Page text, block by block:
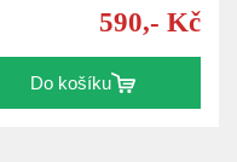
590,- Kč
Do košíku